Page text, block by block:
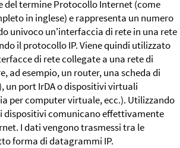
del termine Protocollo Internet (come
in inglese) e rappresenta un numero
univoco un'interfaccia di rete in una rete
il protocollo IP. Viene quindi utilizzato
di rete collegate a una rete di
ad esempio, un router, una scheda di
un port IrDA o dispositivi virtuali
per computer virtuale, ecc.). Utilizzando
dispositivi comunicano effettivamente
I dati vengono trasmessi tra le
forma di datagrammi IP.